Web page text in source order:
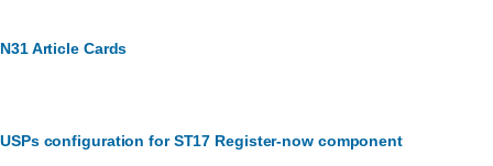
N31 Article Cards
USPs configuration for ST17 Register-now component